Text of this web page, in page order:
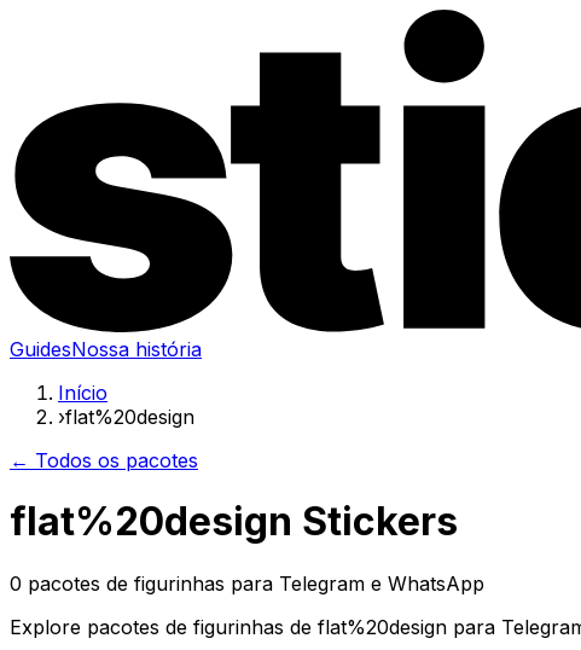
GuidesNossa história
Início
›flat%20design
← Todos os pacotes
flat%20design Stickers
0 pacotes de figurinhas para Telegram e WhatsApp
Explore pacotes de figurinhas de flat%20design para